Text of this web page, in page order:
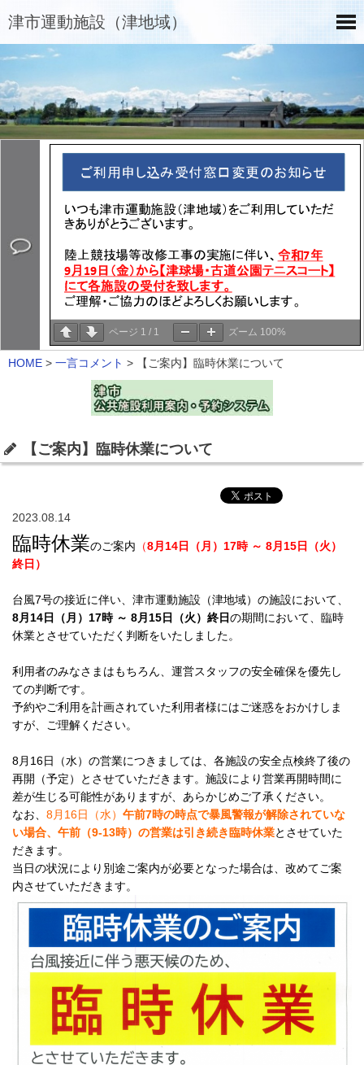
津市運動施設（津地域）
ページ 1 / 1 ズーム 100%
HOME > 一言コメント > 【ご案内】臨時休業について
【ご案内】臨時休業について
2023.08.14
臨時休業のご案内 （8月14日（月）17時 ～ 8月15日（火）
終日）
台風7号の接近に伴い、津市運動施設（津地域）の施設において、
8月14日（月）17時 ～ 8月15日（火）終日の期間において、臨時
休業とさせていただく判断をいたしました。
利用者のみなさまはもちろん、運営スタッフの安全確保を優先し
ての判断です。
予約やご利用を計画されていた利用者様にはご迷惑をおかけしま
すが、ご理解ください。
8月16日（水）の営業につきましては、各施設の安全点検終了後の
再開（予定）とさせていただきます。施設により営業再開時間に
差が生じる可能性がありますが、あらかじめご了承ください。
なお、 8月16日（水） 午前7時の時点で暴風警報が解除されていな
い場合、午前（9-13時）の営業は引き続き臨時休業と させていた
だきます。
当日の状況により別途ご案内が必要となった場合は、改めてご案
内させていただきます。